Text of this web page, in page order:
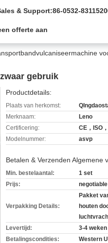
& Support:86-0532-
offerte aan
gebruik
Productdetails:
Plaats van herkomst:
Merknaam:
Leno
Certificering:
CE，ISO
Modelnummer:
asvp
Betalen & Verzenden Algemene
Min. bestelaantal:
1 set
Prijs:
negotiable
Verpakking Details:
Pakket
houten
Levertijd:
3-4 weken
Betalingscondities:
Western